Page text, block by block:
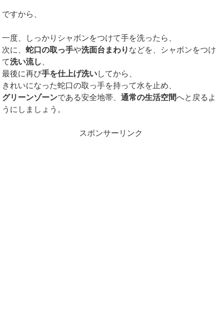
ですから、
一度、しっかりシャボンをつけて手を洗ったら、
次に、蛇口の取っ手や洗面台まわり などを、シャボンをつけ
て洗い流し
最後に再び手を仕上げ洗いしてから、
きれいになった蛇口の取っ手を持って水を止め、
グリーンゾーンである安全地帯、通常の生活空間へと戻るよ
うにしましょう。
スポンサーリンク